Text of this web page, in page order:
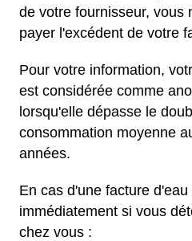
de votre fournisseur, vous
payer l'excédent de votre
Pour votre information,
est considérée comme
lorsqu'elle dépasse le
consommation moyenne
années.
En cas d'une facture
immédiatement si vous
chez vous :